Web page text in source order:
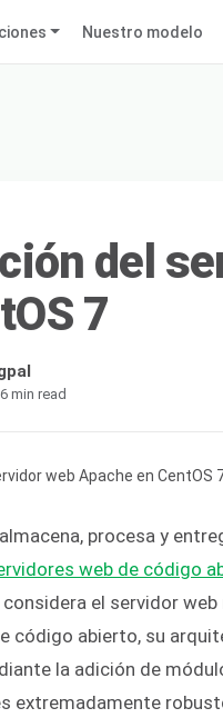
Nuestro modelo
del
7
min read
procesa y
web de código
considera el servidor
código abierto, su
la adición de
extremadamente